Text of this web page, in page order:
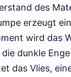
des
erzeugt
wird das
dunkle
das Vlies,